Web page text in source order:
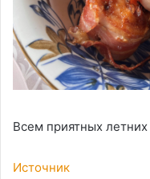
Всем приятных летних
Источник